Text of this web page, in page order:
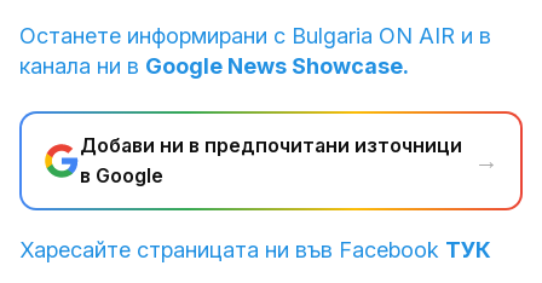
Останете информирани с Bulgaria ON AIR и в
канала ни в Google News Showcase.
Добави ни в предпочитани източници
в Google
→
Харесайте страницата ни във Facebook ТУК